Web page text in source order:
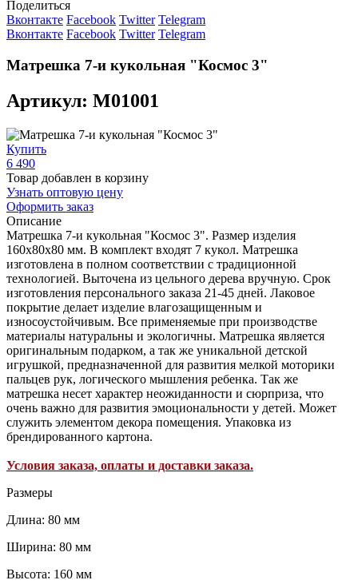
Поделиться
Вконтакте Facebook Twitter Telegram
Вконтакте Facebook Twitter Telegram
Матрешка 7-и кукольная "Космос 3"
Артикул: М01001
Купить
6 490
Товар добавлен в корзину
Узнать оптовую цену
Оформить заказ
Описание
Матрешка 7-и кукольная "Космос 3". Размер изделия
160х80х80 мм. В комплект входят 7 кукол. Матрешка
изготовлена в полном соответствии с традиционной
технологией. Выточена из цельного дерева вручную. Срок
изготовления персонального заказа 21-45 дней. Лаковое
покрытие делает изделие влагозащищенным и
износоустойчивым. Все применяемые при производстве
материалы натуральны и экологичны. Матрешка является
оригинальным подарком, а так же уникальной детской
игрушкой, предназначенной для развития мелкой моторики
пальцев рук, логического мышления ребенка. Так же
матрешка несет характер неожиданности и сюрприза, что
очень важно для развития эмоциональности у детей. Может
служить элементом декора помещения. Упаковка из
брендированного картона.
Условия заказа, оплаты и доставки заказа.
Размеры
Длина: 80 мм
Ширина: 80 мм
Высота: 160 мм